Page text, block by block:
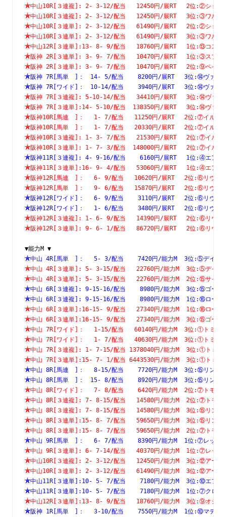
中山10R[３連複]: 2- 3-12/配当   12450円/展RT　 2位:②ショウナ
中山10R[３連複]: 2- 3-12/配当   12450円/展RT　 3位:③ワルツフ
中山10R[３連単]: 2- 3-12/配当   61490円/展RT　 2位:②ショウナ
中山10R[３連単]: 2- 3-12/配当   61490円/展RT　 3位:③ワルツフ
中山12R[３連単]:13- 8- 9/配当   18760円/展RT　 1位:⑬コスモア
阪神 2R[３連単]: 3- 9- 7/配当   10470円/展RT　 1
阪神 2R[３連単]: 3- 9- 7/配当   10470円/展RT　 2位
阪神 7R[馬単　]：　14- 5/配当    8200円/展RT　
阪神 7R[ワイド]：　10-14/配当    3940円/展RT
阪神 7R[３連複]: 5-10-14/配当   34410円/展RT
阪神 7R[３連単]:14- 5-10/配当  138350円/展RT
阪神10R[馬連　]：　 1- 7/配当   11250円/展RT　 2位:⑦イル
阪神10R[馬単　]：　 1- 7/配当   20330円/展RT　 2位:⑦イル
阪神10R[３連複]: 1- 3- 7/配当   21530円/展RT　 2位:⑦イル
阪神10R[３連単]: 1- 7- 3/配当  148000円/展RT　 2位:⑦イル
阪神11R[３連複]: 4- 9-16/配当    6160円/展RT　 1位:④エアア
阪神11R[３連単]:16- 9- 4/配当   53060円/展RT　 1位:④エアア
阪神12R[馬連　]：　 6- 9/配当   10620円/展RT　 2位:⑥リヴェ
阪神12R[馬単　]：　 9- 6/配当   15870円/展RT　 2位:⑥リヴェ
阪神12R[ワイド]：　 6- 9/配当    3110円/展RT　 2位:⑥リヴェ
阪神12R[ワイド]：　 1- 6/配当    3480円/展RT　 2位:⑥リヴェ
阪神12R[３連複]: 1- 6- 9/配当   14390円/展RT　 2位:⑥リヴェ
阪神12R[３連単]: 9- 6- 1/配当   86720円/展RT　 2位:⑥リヴェ
▼能力M ▼
中山 4R[馬単　]：　 5- 3/配当    7420円/能力M  3
中山 4R[３連単]: 5- 3-15/配当   22760円/能力M  3
中山 4R[３連単]: 5- 3-15/配当   22760円/能力
中山 6R[３連複]: 9-15-16/配当    8980円/能力M
中山 6R[３連複]: 9-15-16/配当    8980円/能力M  1位
中山 6R[３連単]:16-15- 9/配当   27340円/能力M  1位
中山 6R[３連単]:16-15- 9/配当   27340円/能力M
中山 7R[ワイド]：　 1-15/配当   60140円/能力M  3
中山 7R[ワイド]：　 1- 7/配当   40630円/能力M  3
中山 7R[３連複]: 1- 7-15/配当 1378040円/能力M  3
中山 7R[３連単]:15- 7- 1/配当 6443530円/能力M  3
中山 8R[馬連　]：　 8-15/配当    7720円/能力M  3位:⑮リンカ
中山 8R[馬単　]：　15- 8/配当    8920円/能力M  3位:⑮リンカ
中山 8R[ワイド]：　 7- 8/配当    6420円/能力M  2位:⑦トモジ
中山 8R[３連複]: 7- 8-15/配当   14580円/能力M  2位:⑦トモジ
中山 8R[３連複]: 7- 8-15/配当   14580円/能力M  3位:⑮リンカ
中山 8R[３連単]:15- 8- 7/配当   59650円/能力M  3位:⑮リンカ
中山 8R[３連単]:15- 8- 7/配当   59650円/能力M  2位:⑦トモジ
中山 9R[馬単　]：　 6- 7/配当    8390円/能力M  1位:⑦レッドヴ
中山 9R[３連単]: 6- 7-14/配当   40370円/能力M  1位:⑦レッドヴ
中山10R[３連複]: 2- 3-12/配当   12450円/能力M  3位:⑫アーバン
中山10R[３連単]: 2- 3-12/配当   61490円/能力M  3位:⑫アーバン
中山11R[３連単]:10- 5- 7/配当    7180円/能力M  3位:⑩エフフ
中山11R[３連単]:10- 5- 7/配当    7180円/能力M  1位:⑦クロノ
中山12R[３連単]:13- 8- 9/配当   18760円/能力M  3位:⑨オシリス
阪神 1R[馬単　]：　 3-10/配当    7550円/能力M  1位